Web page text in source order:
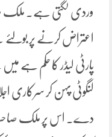
وردی لگتی ہے۔
اعتراض کرنے پر بولئے
پارٹی لیڈر کا حکم ہے میں
لنگوٹی پہن کر سرکاری
دے۔ اس پر ملک صاحب